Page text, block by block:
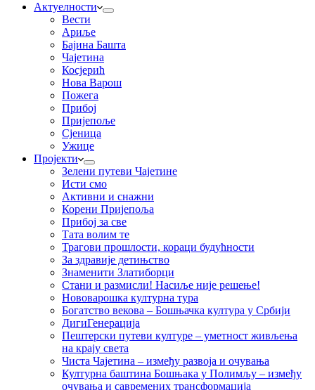
Актуелности
Вести
Ариље
Бајина Башта
Чајетина
Косјерић
Нова Варош
Пожега
Прибој
Пријепоље
Сјеница
Ужице
Пројекти
Зелени путеви Чајетине
Исти смо
Активни и снажни
Корени Пријепоља
Прибој за све
Тата волим те
Трагови прошлости, кораци будућности
За здравије детињство
Знаменити Златиборци
Стани и размисли! Насиље није решење!
Нововарошка културна тура
Богатство векова – Бошњачка култура у Србији
ДигиГенерација
Пештерски путеви културе – уметност живљења
на крају света
Чиста Чајетина – између развоја и очувања
Културна баштина Бошњака у Полимљу – између
очувања и савремених трансформација